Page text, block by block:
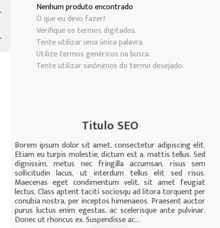
Nenhum produto encontrado
O que eu devo fazer?
Verifique os termos digitados.
Tente utilizar uma única palavra.
Utilize termos genéricos na busca.
Tente utilizar sinônimos do termo desejado.
Titulo SEO
Borem ipsum dolor sit amet, consectetur adipiscing elit.
Etiam eu turpis molestie, dictum est a, mattis tellus. Sed
dignissim, metus nec fringilla accumsan, risus sem
sollicitudin lacus, ut interdum tellus elit sed risus.
Maecenas eget condimentum velit, sit amet feugiat
lectus. Class aptent taciti sociosqu ad litora torquent per
conubia nostra, per inceptos himenaeos. Praesent auctor
purus luctus enim egestas, ac scelerisque ante pulvinar.
Donec ut rhoncus ex. Suspendisse ac...